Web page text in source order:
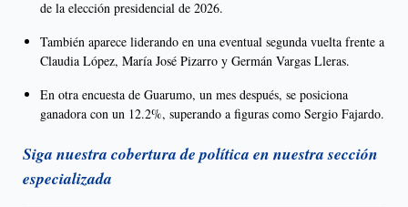
de la elección presidencial de 2026.
También aparece liderando en una eventual segunda vuelta frente a
Claudia López, María José Pizarro y Germán Vargas Lleras.
En otra encuesta de Guarumo, un mes después, se posiciona
ganadora con un 12.2%, superando a figuras como Sergio Fajardo.
Siga nuestra cobertura de política en nuestra sección
especializada